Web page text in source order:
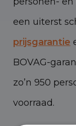
een uiterst
prijsgarantie
BOVAG-
zo’n 950
voorraad.